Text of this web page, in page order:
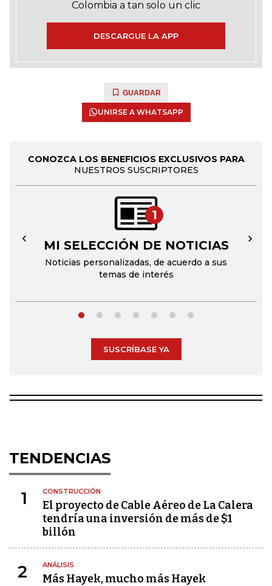
Colombia a tan solo un clic
DESCARGUE LA APP
GUARDAR
UNIRSE A WHATSAPP
CONOZCA LOS BENEFICIOS EXCLUSIVOS PARA
NUESTROS SUSCRIPTORES
1
MI SELECCIÓN DE NOTICIAS
Noticias personalizadas, de acuerdo a sus
temas de interés
← →
SUSCRÍBASE YA
TENDENCIAS
1 CONSTRUCCIÓN
El proyecto de Cable Aéreo de La Calera
tendría una inversión de más de $1
billón
2 ANÁLISIS
Más Hayek, mucho más Hayek